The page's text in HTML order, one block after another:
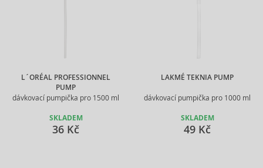
L´ORÉAL PROFESSIONNEL
PUMP
dávkovací pumpička pro 1500 ml
SKLADEM
36 Kč
LAKMÉ TEKNIA PUMP
dávkovací pumpička pro 1000 ml
SKLADEM
49 Kč